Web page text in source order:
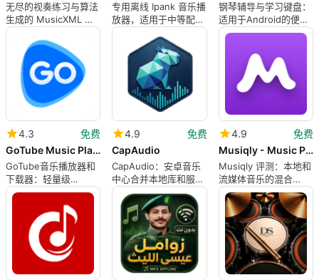
无尽的视奏练习与算法
生成的 MusicXML 渲
染乐谱
专用离线 Ipank 音乐播
放器，适用于中等配置
的 Android 设备
钢琴辅导与学习键盘：
适用于Android的便携
式钢琴课程
4.3
免费
GoTube Music PlayerDownloader
GoTube音乐播放器和
下载器：轻量级
Android音乐播放器和
4.9
免费
CapAudio
CapAudio：安卓音乐
中心合并本地库和服务
器
4.9
免费
Musiqly - Music Playlists
Musiqly 评测：本地和
流媒体音乐的混合
Android 播放器